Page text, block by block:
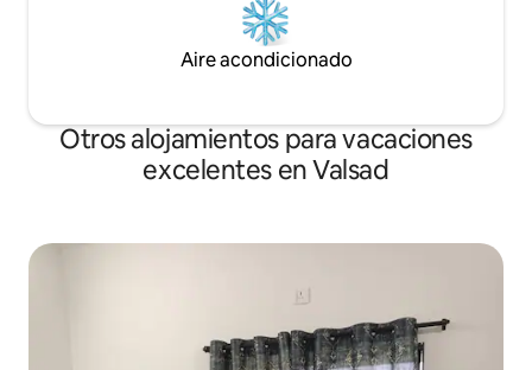
Aire acondicionado
Otros alojamientos para vacaciones
excelentes en Valsad